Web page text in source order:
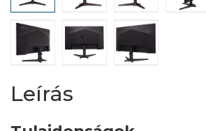
Leírás